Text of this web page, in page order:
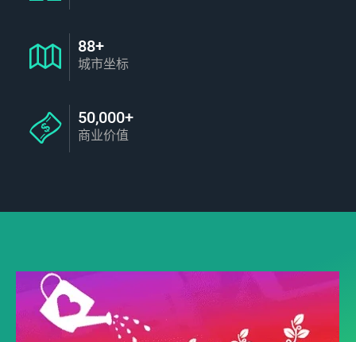
88+
城市坐标
50,000+
商业价值